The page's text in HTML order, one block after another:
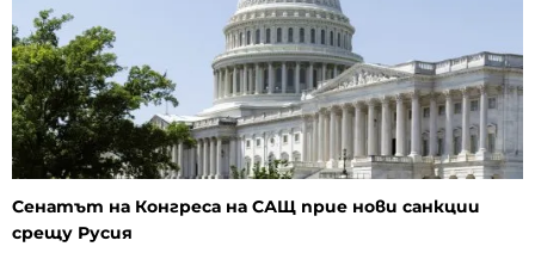
Сенатът на Конгреса на САЩ прие нови санкции
срещу Русия